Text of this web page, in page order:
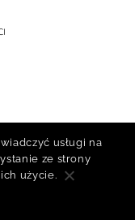
usługi na
ze strony
użycie.